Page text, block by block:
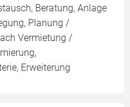
Beratung, Anlage
Planung /
Vermietung /
Erweiterung